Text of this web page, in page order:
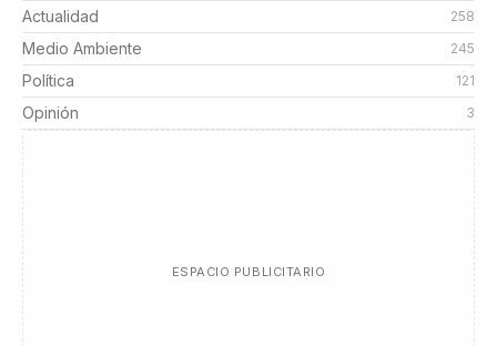
Actualidad 258
Medio Ambiente 245
Política 121
Opinión 3
ESPACIO PUBLICITARIO